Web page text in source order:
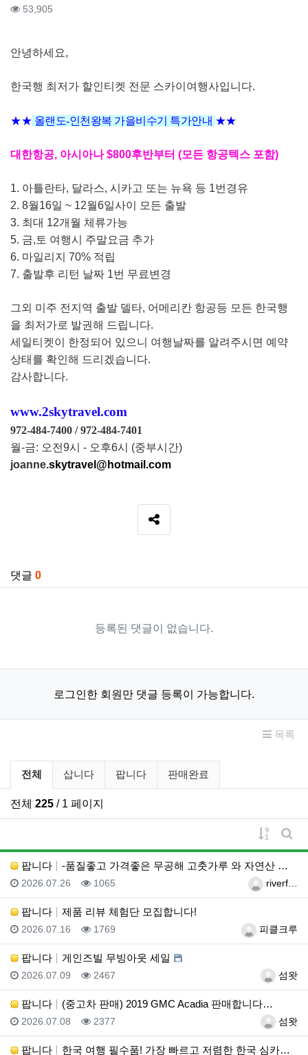
컨텐츠 정보
53,905
안녕하세요,
한국행 최저가 할인티켓 전문 스카이여행사입니다.
★★ 올랜도-인천왕복 가을비수기 특가안내 ★★
대한항공, 아시아나 $800후반부터 (모든 항공텍스 포함)
1. 아틀란타, 달라스, 시카고 또는 뉴욕 등 1번경유
2. 8월16일 ~ 12월6일사이 모든 출발
3. 최대 12개월 체류가능
5. 금,토 여행시 주말요금 추가
6. 마일리지 70% 적립
7. 출발후 리턴 날짜 1번 무료변경
그외 미주 전지역 출발 델타, 어메리칸 항공등 모든 한국행
을 최저가로 발권해 드립니다.
세일티켓이 한정되어 있으니 여행날짜를 알려주시면 예약
상태를 확인해 드리겠습니다.
감사합니다.
www.2skytravel.com
972-484-7400 / 972-484-7401
월-금: 오전9시 - 오후6시 (중부시간)
joanne.skytravel@hotmail.com
SNS 공유
댓글 0
등록된 댓글이 없습니다.
로그인한 회원만 댓글 등록이 가능합니다.
목록
벼룩시장 분류 목록
전체 삽니다 팝니다 판매완료
전체 225 / 1 페이지
게시물
게
팝니다
-품질좋고 가격좋은 무공해 고춧가루 와 자연산 생꿀-
등록자riverf…
등록일
2026.07.26 조회
1065
팝니다 제품 리뷰 체험단 모집합니다!
등록자피클크루
등록일
2026.07.16 조회
1769
팝니다 게인즈빌 무빙아웃 세일
등록자섬왓
등록일
2026.07.09 조회
2467
팝니다 (중고차 판매) 2019 GMC Acadia 판매합니다…
등록자섬왓
등록일
2026.07.08 조회
2377
팝니다 한국 여행 필수품! 가장 빠르고 저렴한 한국 심카드(e…